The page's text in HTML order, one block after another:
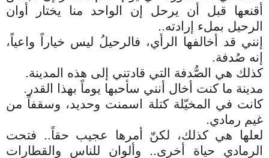
أقنعها قبل أن يرحل إن الواحد منا يختار أوان
الرحيل بملء إرادته..
إنني قد أخالفها الرأي، فالرحيلُ ليس خياراً واعياً،
إنه صُدفة.
كذلك هي الصُّدفة التي قادتني إلى هذه المدينة.
مدينة ما كنت أخال أنني سأحبها يوماً بهذا القدر.
كانت في المخيّلة كتلة اسمنت وحديد، وسقفاً من
غيم رمادي.
لعلها هي كذلك، لكنّ أمرها عجيب حقاً.. فتحت
الرمادي حياة أخرى.. وألوان للناس والقطارات